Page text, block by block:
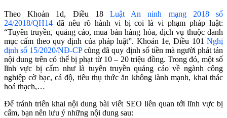
Theo Khoản 1d, Điều 18 Luật An ninh mạng 2018 số
24/2018/QH14 đã nêu rõ hành vi bị coi là vi phạm pháp luật:
“Tuyên truyền, quảng cáo, mua bán hàng hóa, dịch vụ thuộc danh
mục cấm theo quy định của pháp luật”. Khoản 1e, Điều 101 Nghị
định số 15/2020/NĐ-CPcũng đã quy định số tiền mà người phát tán
nội dung trên có thể bị phạt từ 10 – 20 triệu đồng. Trong đó, một số
lĩnh vực bị cấm như là tuyên truyền quảng cáo về ngành công
nghiệp cờ bạc, cá độ, tiêu thụ thức ăn không lành mạnh, khai thác
hoá thạch,…
Để tránh triển khai nội dung bài viết SEO liên quan tới lĩnh vực bị
cấm, bạn nên lưu ý những nội dung sau: